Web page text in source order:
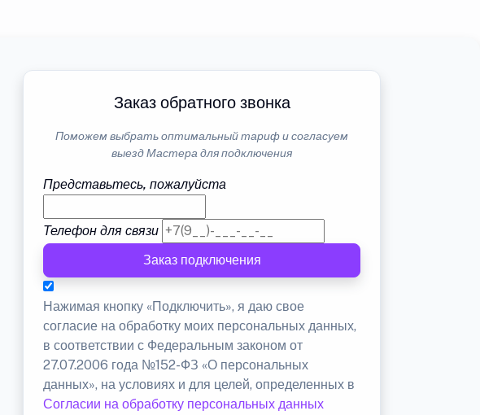
Заказ обратного звонка
Поможем выбрать оптимальный тариф и согласуем
выезд Мастера для подключения
Представьтесь, пожалуйста
Телефон для связи
Заказ подключения
Нажимая кнопку «Подключить», я даю свое
согласие на обработку моих персональных данных,
в соответствии с Федеральным законом от
27.07.2006 года №152-ФЗ «О персональных
данных», на условиях и для целей, определенных в
Согласии на обработку персональных данных